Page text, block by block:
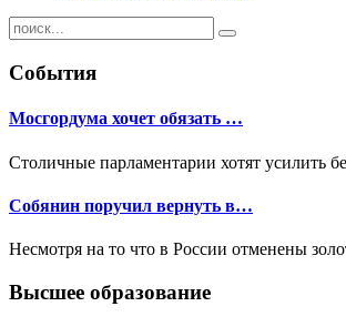
События
Мосгордума хочет обязать …
Столичные парламентарии хотят усилить
Собянин поручил вернуть в…
Несмотря на то что в России отменены
Высшее образование